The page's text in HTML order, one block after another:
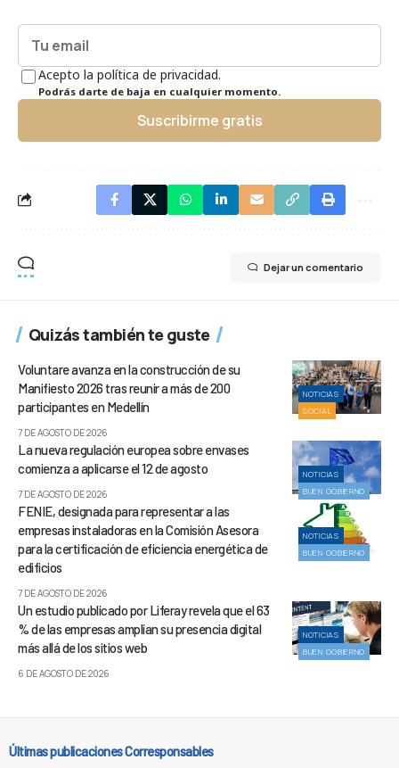
Acepto la política de privacidad.
Podrás darte de baja en cualquier momento.
Suscribirme gratis
Dejar un comentario
Quizás también te guste
NOTICIAS
SOCIAL
Voluntare avanza en la construcción de su
Manifiesto 2026 tras reunir a más de 200
participantes en Medellín
7 DE AGOSTO DE 2026
NOTICIAS
BUEN GOBIERNO
La nueva regulación europea sobre envases
comienza a aplicarse el 12 de agosto
7 DE AGOSTO DE 2026
NOTICIAS
BUEN GOBIERNO
FENIE, designada para representar a las
empresas instaladoras en la Comisión Asesora
para la certificación de eficiencia energética de
edificios
7 DE AGOSTO DE 2026
NOTICIAS
BUEN GOBIERNO
Un estudio publicado por Liferay revela que el 63
% de las empresas amplían su presencia digital
más allá de los sitios web
6 DE AGOSTO DE 2026
Últimas publicaciones Corresponsables